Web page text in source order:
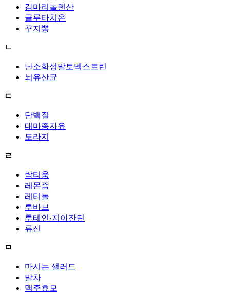
감마리놀렌산
글루타치온
꾸지뽕
ㄴ
난소화성말토덱스트린
뇌유산균
ㄷ
단백질
대마종자유
도라지
ㄹ
락티움
레몬즙
레티놀
루바브
루테인·지아잔틴
류신
ㅁ
마시는 샐러드
말차
맥주효모